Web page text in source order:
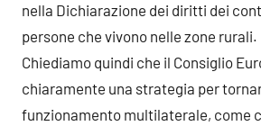
nella Dichiarazione dei diritti dei
persone che vivono nelle zone rurali.
Chiediamo quindi che il Consiglio
chiaramente una strategia per
funzionamento multilaterale, come